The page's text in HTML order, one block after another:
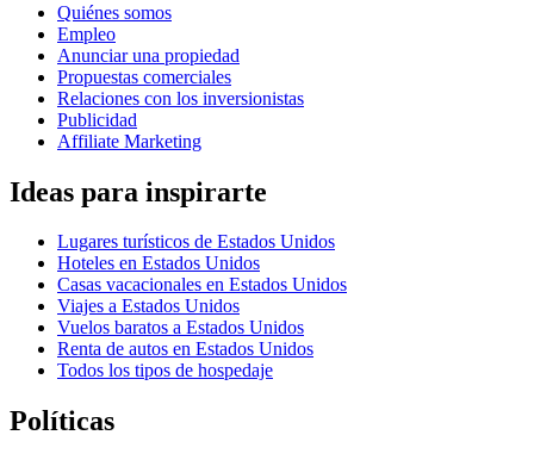
Quiénes somos
Empleo
Anunciar una propiedad
Propuestas comerciales
Relaciones con los inversionistas
Publicidad
Affiliate Marketing
Ideas para inspirarte
Lugares turísticos de Estados Unidos
Hoteles en Estados Unidos
Casas vacacionales en Estados Unidos
Viajes a Estados Unidos
Vuelos baratos a Estados Unidos
Renta de autos en Estados Unidos
Todos los tipos de hospedaje
Políticas